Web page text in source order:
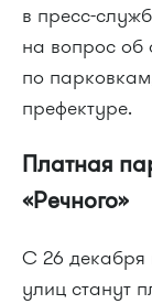
в пресс-
на вопрос об
по
префектуре.
Платная
«Речного»
С 26 декабря
улиц станут